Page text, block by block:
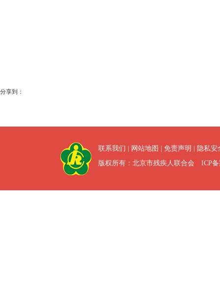
分享到：
联系我们 网站地图 免责声明
隐私
版权所有：北京市残疾人联合会 ICP